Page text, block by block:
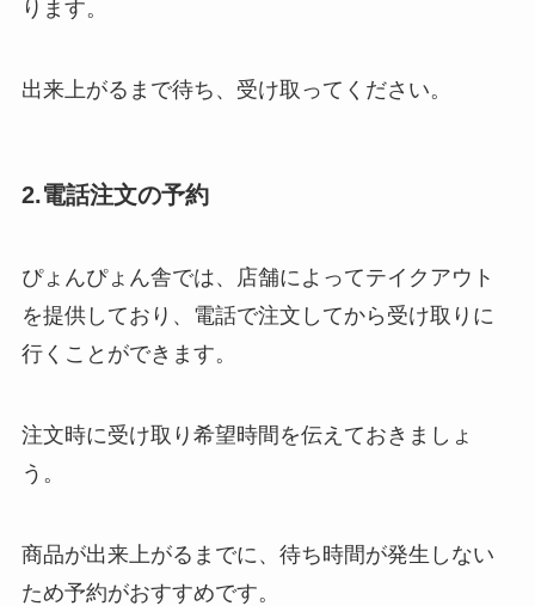
ります。
出来上がるまで待ち、受け取ってください。
2.電話注文の予約
ぴょんぴょん舎では、店舗によってテイクアウト
を提供しており、電話で注文してから受け取りに
行くことができます。
注文時に受け取り希望時間を伝えておきましょ
う。
商品が出来上がるまでに、待ち時間が発生しない
ため予約がおすすめです。